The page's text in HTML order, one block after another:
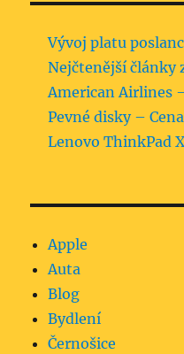
Vývoj platu
Nejčtenější články
American Airlines
Pevné disky –
Lenovo ThinkPad
Apple
Auta
Blog
Bydlení
Černošice